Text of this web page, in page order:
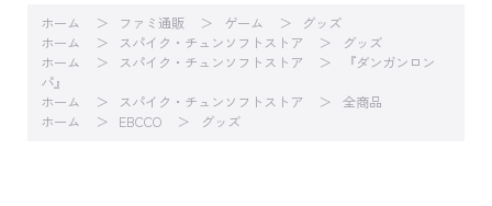
ホーム ファミ通販 ゲーム
グッズ
ホーム
スパイク・チュンソフトストア
グッズ
ホーム
スパイク・チュンソフトストア
『ダンガンロン
パ』
ホーム
スパイク・チュンソフトストア
全商品
ホーム
EBCCO グッズ